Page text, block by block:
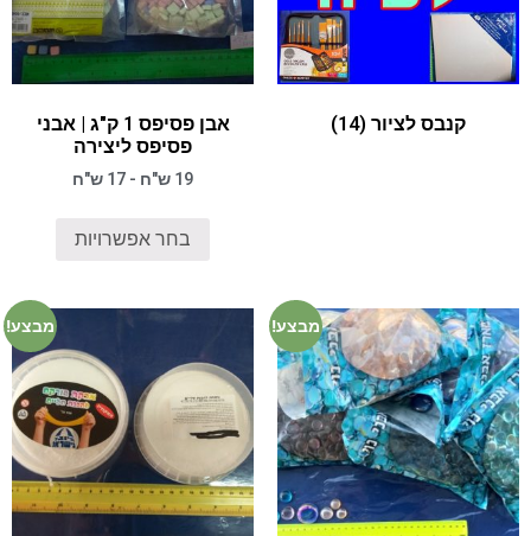
קנבס לציור (14)
אבן פסיפס 1 ק"ג | אבני
פסיפס ליצירה
19 ש"ח - 17 ש"ח
בחר אפשרויות
מבצע! מבצע!